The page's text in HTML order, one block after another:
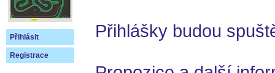
Přihlásit
Registrace
Přihlášky budou